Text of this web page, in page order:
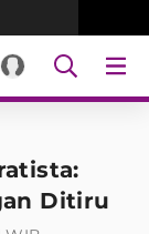
Ditiru